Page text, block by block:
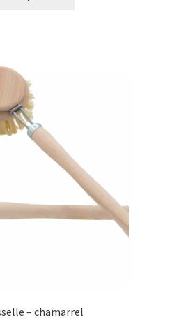
– chamarrel